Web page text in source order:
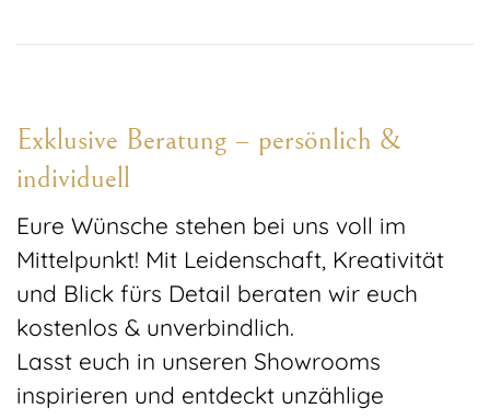
Exklusive Beratung – persönlich &
individuell
Eure Wünsche stehen bei uns voll im
Mittelpunkt! Mit Leidenschaft, Kreativität
und Blick fürs Detail beraten wir euch
kostenlos & unverbindlich.
Lasst euch in unseren Showrooms
inspirieren und entdeckt unzählige